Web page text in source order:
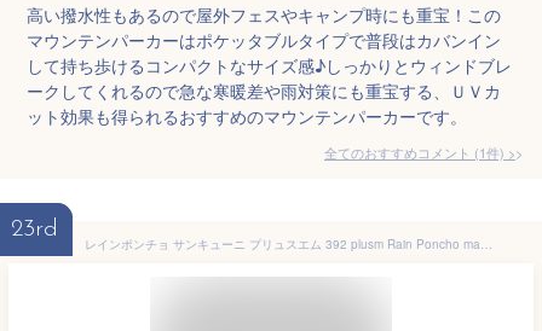
高い撥水性もあるので屋外フェスやキャンプ時にも重宝！この
マウンテンパーカーはポケッタブルタイプで普段はカバンイン
して持ち歩けるコンパクトなサイズ感♪しっかりとウィンドブレ
ークしてくれるので急な寒暖差や雨対策にも重宝する、ＵＶカ
ット効果も得られるおすすめのマウンテンパーカーです。
全てのおすすめコメント (1件) >
23rd
レインポンチョ サンキューニ プリュスエム 392 plusm Rain Poncho maru レディース 大人 撥水 レインコート 雨具 大きめ かわいい おしゃれ ドット 水玉 ファスナー 収納袋付き 通勤 通学 リュック対応 雨の日 自転車 プレゼント 女性 ギフト A51001 S51102【ポイント2倍】